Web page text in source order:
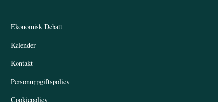
Ekonomisk Debatt
Kalender
Kontakt
Personuppgiftspolicy
Cookiepolicy